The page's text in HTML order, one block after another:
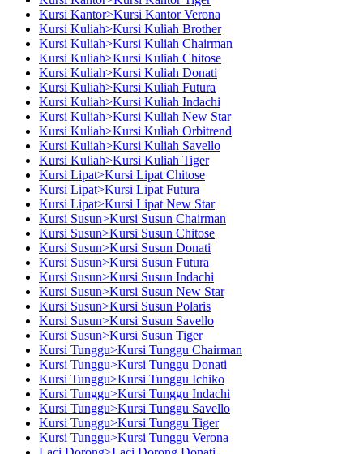
Kursi Kantor>Kursi Kantor Verona
Kursi Kuliah>Kursi Kuliah Brother
Kursi Kuliah>Kursi Kuliah Chairman
Kursi Kuliah>Kursi Kuliah Chitose
Kursi Kuliah>Kursi Kuliah Donati
Kursi Kuliah>Kursi Kuliah Futura
Kursi Kuliah>Kursi Kuliah Indachi
Kursi Kuliah>Kursi Kuliah New Star
Kursi Kuliah>Kursi Kuliah Orbitrend
Kursi Kuliah>Kursi Kuliah Savello
Kursi Kuliah>Kursi Kuliah Tiger
Kursi Lipat>Kursi Lipat Chitose
Kursi Lipat>Kursi Lipat Futura
Kursi Lipat>Kursi Lipat New Star
Kursi Susun>Kursi Susun Chairman
Kursi Susun>Kursi Susun Chitose
Kursi Susun>Kursi Susun Donati
Kursi Susun>Kursi Susun Futura
Kursi Susun>Kursi Susun Indachi
Kursi Susun>Kursi Susun New Star
Kursi Susun>Kursi Susun Polaris
Kursi Susun>Kursi Susun Savello
Kursi Susun>Kursi Susun Tiger
Kursi Tunggu>Kursi Tunggu Chairman
Kursi Tunggu>Kursi Tunggu Donati
Kursi Tunggu>Kursi Tunggu Ichiko
Kursi Tunggu>Kursi Tunggu Indachi
Kursi Tunggu>Kursi Tunggu Savello
Kursi Tunggu>Kursi Tunggu Tiger
Kursi Tunggu>Kursi Tunggu Verona